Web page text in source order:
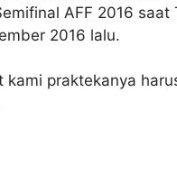
AFF 2016 saat
2016 lalu.
kami praktekanya